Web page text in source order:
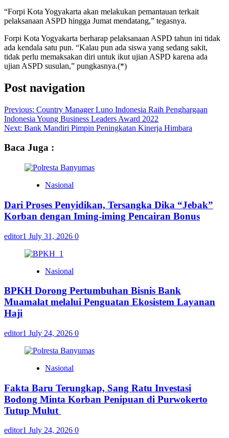
“Forpi Kota Yogyakarta akan melakukan pemantauan terkait
pelaksanaan ASPD hingga Jumat mendatang,” tegasnya.
Forpi Kota Yogyakarta berharap pelaksanaan ASPD tahun ini tidak
ada kendala satu pun. “Kalau pun ada siswa yang sedang sakit,
tidak perlu memaksakan diri untuk ikut ujian ASPD karena ada
ujian ASPD susulan,” pungkasnya.(*)
Post navigation
Previous: Country Manager Luno Indonesia Raih Penghargaan
Indonesia Young Business Leaders Award 2022
Next: Bank Mandiri Pimpin Peningkatan Kinerja Himbara
Baca Juga :
Nasional
Dari Proses Penyidikan, Tersangka Dika “Jebak”
Korban dengan Iming-iming Pencairan Bonus
editor1 July 31, 2026 0
Nasional
BPKH Dorong Pertumbuhan Bisnis Bank
Muamalat melalui Penguatan Ekosistem Layanan
Haji
editor1 July 24, 2026 0
Nasional
Fakta Baru Terungkap, Sang Ratu Investasi
Bodong Minta Korban Penipuan di Purwokerto
Tutup Mulut
editor1 July 24, 2026 0